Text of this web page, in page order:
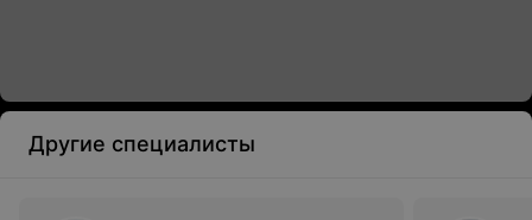
Другие специалисты